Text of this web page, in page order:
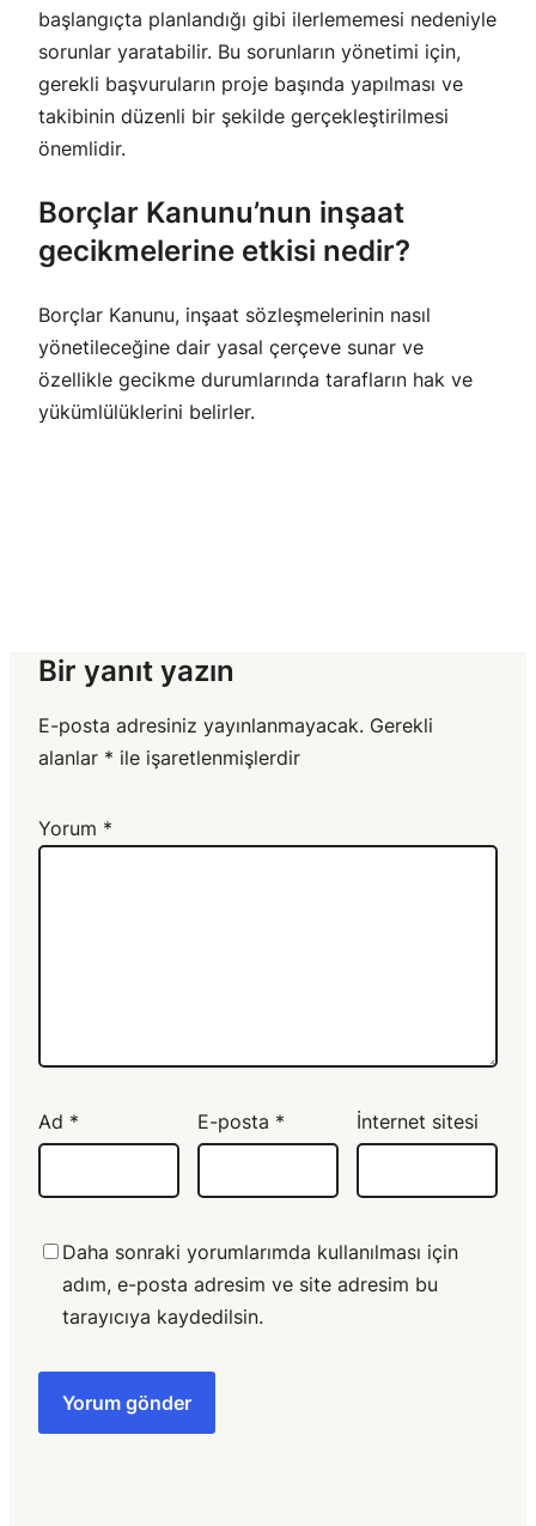
başlangıçta planlandığı gibi ilerlememesi nedeniyle
sorunlar yaratabilir. Bu sorunların yönetimi için,
gerekli başvuruların proje başında yapılması ve
takibinin düzenli bir şekilde gerçekleştirilmesi
önemlidir.
Borçlar Kanunu’nun inşaat
gecikmelerine etkisi nedir?
Borçlar Kanunu, inşaat sözleşmelerinin nasıl
yönetileceğine dair yasal çerçeve sunar ve
özellikle gecikme durumlarında tarafların hak ve
yükümlülüklerini belirler.
Bir yanıt yazın
E-posta adresiniz yayınlanmayacak. Gerekli
alanlar * ile işaretlenmişlerdir
Yorum *
Ad * E-posta * İnternet sitesi
Daha sonraki yorumlarımda kullanılması için
adım, e-posta adresim ve site adresim bu
tarayıcıya kaydedilsin.